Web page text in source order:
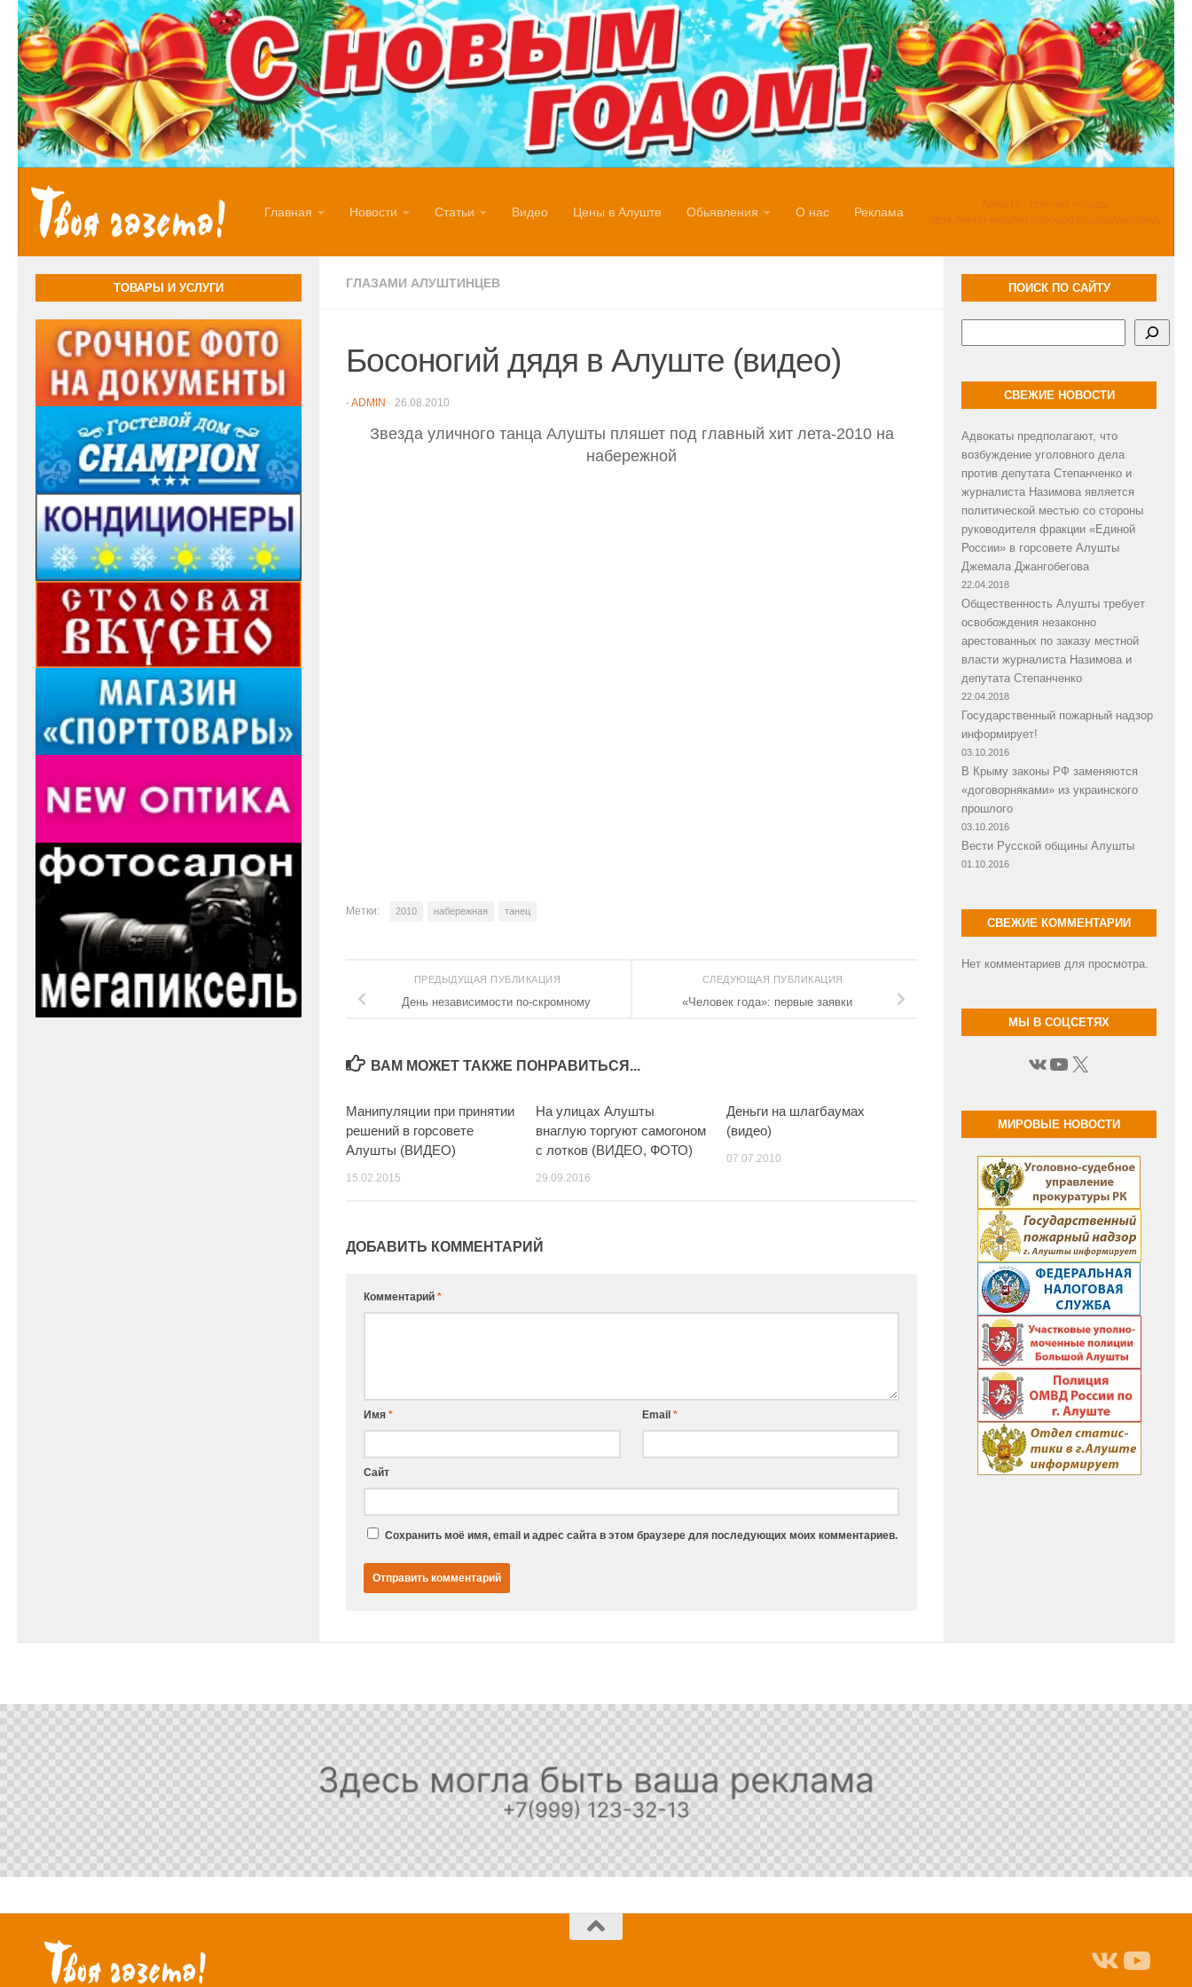
Перейти к содержимому
Главная Новости Статьи Видео Цены в Алуште Обьявления О нас Реклама
Алушта - прогноз погоды
https://world-weather.ru/pogoda/russia/yaroslavl/
ГЛАЗАМИ АЛУШТИНЦЕВ
Босоногий дядя в Алуште (видео)
-ADMIN · 26.08.2010
Звезда уличного танца Алушты пляшет под главный хит лета-2010 на
набережной
Метки: 2010 набережная танец
СЛЕДУЮЩАЯ ПУБЛИКАЦИЯ
«Человек года»: первые заявки
ПРЕДЫДУЩАЯ ПУБЛИКАЦИЯ
День независимости по-скромному
ВАМ МОЖЕТ ТАКЖЕ ПОНРАВИТЬСЯ...
Манипуляции при принятии
решений в горсовете
Алушты (ВИДЕО)
15.02.2015
На улицах Алушты
внаглую торгуют самогоном
с лотков (ВИДЕО, ФОТО)
29.09.2016
Деньги на шлагбаумах
(видео)
07.07.2010
ДОБАВИТЬ КОММЕНТАРИЙ
Комментарий *
Имя * Email*
Сайт
Сохранить моё имя, email и адрес сайта в этом браузере для последующих моих комментариев.
ТОВАРЫ И УСЛУГИ ПОИСК ПО САЙТУ
СВЕЖИЕ НОВОСТИ
Адвокаты предполагают, что
возбуждение уголовного дела
против депутата Степанченко и
журналиста Назимова является
политической местью со стороны
руководителя фракции «Единой
России» в горсовете Алушты
Джемала Джангобегова
22.04.2018
Общественность Алушты требует
освобождения незаконно
арестованных по заказу местной
власти журналиста Назимова и
депутата Степанченко
22.04.2018
Государственный пожарный надзор
информирует!
03.10.2016
В Крыму законы РФ заменяются
«договорняками» из украинского
прошлого
03.10.2016
Вести Русской общины Алушты
01.10.2016
СВЕЖИЕ КОММЕНТАРИИ
Нет комментариев для просмотра.
МЫ В СОЦСЕТЯХ
ВКонтакте
YouTube
X
МИРОВЫЕ НОВОСТИ